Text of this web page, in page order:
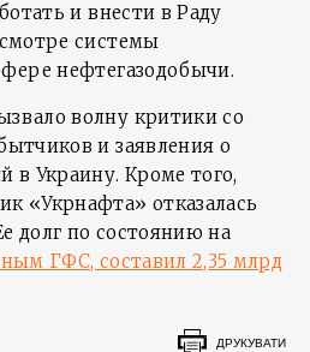
и внести в Раду
системы
нефтегазодобычи.
волну критики со
и заявления о
в Украину. Кроме того,
«Укрнафта» отказалась
долг по состоянию на
ГФС, составил 2,35 млрд
ДРУКУВАТИ